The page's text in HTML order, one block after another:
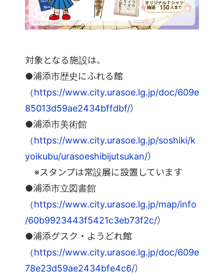
対象となる施設は、
●浦添市歴史にふれる館
（https://www.city.urasoe.lg.jp/doc/609e
85013d59ae2434bffdbf/）
●浦添市美術館
（https://www.city.urasoe.lg.jp/soshiki/k
yoikubu/urasoeshibijutsukan/）
※スタンプは常設展に設置しています
●浦添市立図書館
（https://www.city.urasoe.lg.jp/map/info
/60b9923443f5421c3eb73f2c/）
●浦添グスク・ようどれ館
（https://www.city.urasoe.lg.jp/doc/609e
78e23d59ae2434bfe4c6/）